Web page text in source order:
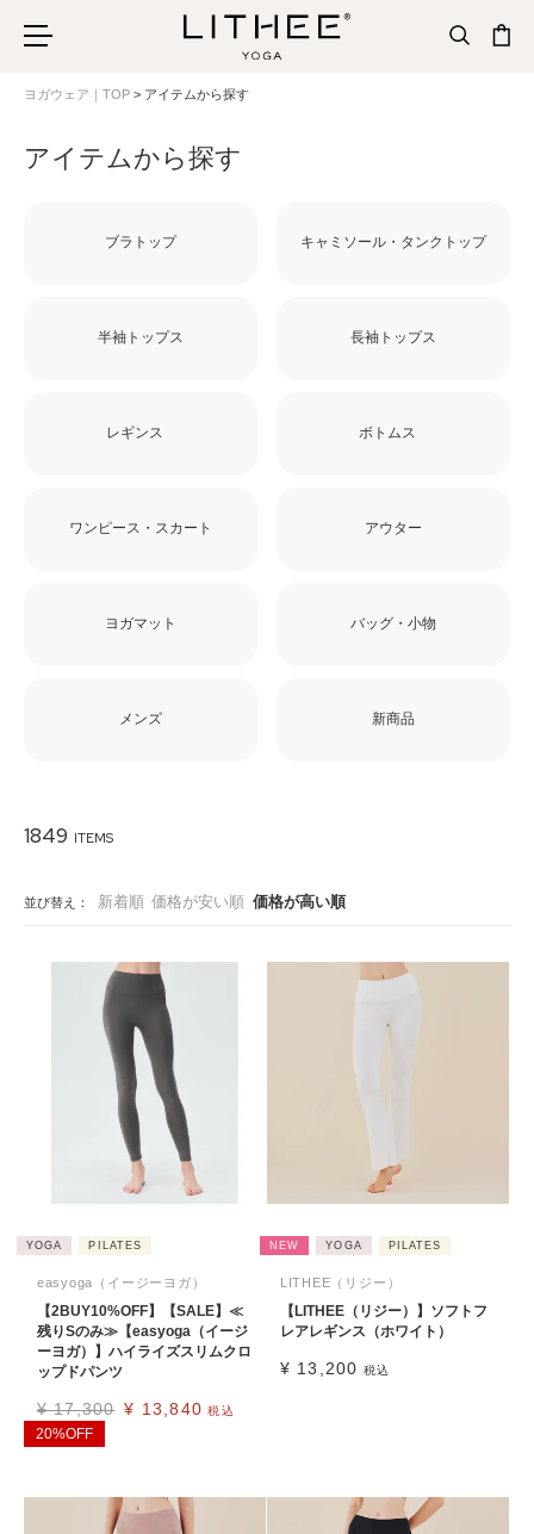
ヨガウェア｜TOP アイテムから探す
アイテムから探す
ブラトップ キャミソール・タンクトップ
半袖トップス 長袖トップス
レギンス ボトムス
ワンピース・スカート アウター
ヨガマット バッグ・小物
メンズ 新商品
並び替え 新着順 価格が安い順 価格が高い順
1849
YOGA PILATES
easyoga（イージーヨガ）
【2BUY10%OFF】【SALE】≪
残りSのみ≫【easyoga（イージ
ーヨガ）】ハイライズスリムクロ
ップドパンツ
¥ 17,300 ¥ 13,840 税込
20%OFF
NEW YOGA PILATES
LITHEE（リジー）
【LITHEE（リジー）】ソフトフ
レアレギンス（ホワイト）
¥ 13,200 税込